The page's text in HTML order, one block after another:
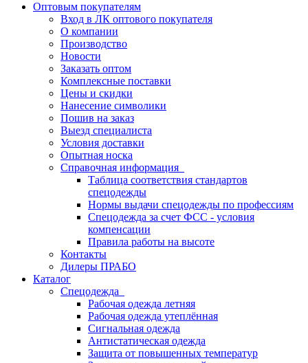
Оптовым покупателям
Вход в ЛК оптового покупателя
О компании
Производство
Новости
Заказать оптом
Комплексные поставки
Цены и скидки
Нанесение символики
Пошив на заказ
Выезд специалиста
Условия доставки
Опытная носка
Справочная информация
Таблица соответствия стандартов
спецодежды
Нормы выдачи спецодежды по профессиям
Спецодежда за счет ФСС - условия
компенсации
Правила работы на высоте
Контакты
Дилеры ПРАБО
Каталог
Спецодежда
Рабочая одежда летняя
Рабочая одежда утеплённая
Сигнальная одежда
Антистатическая одежда
Защита от повышенных температур